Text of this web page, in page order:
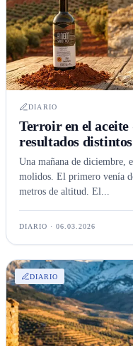
DIARIO
Terroir en el
resultados distintos
Una mañana de diciembre,
molidos. El primero venía
metros de altitud. El...
DIARIO · 06.03.2026
DIARIO